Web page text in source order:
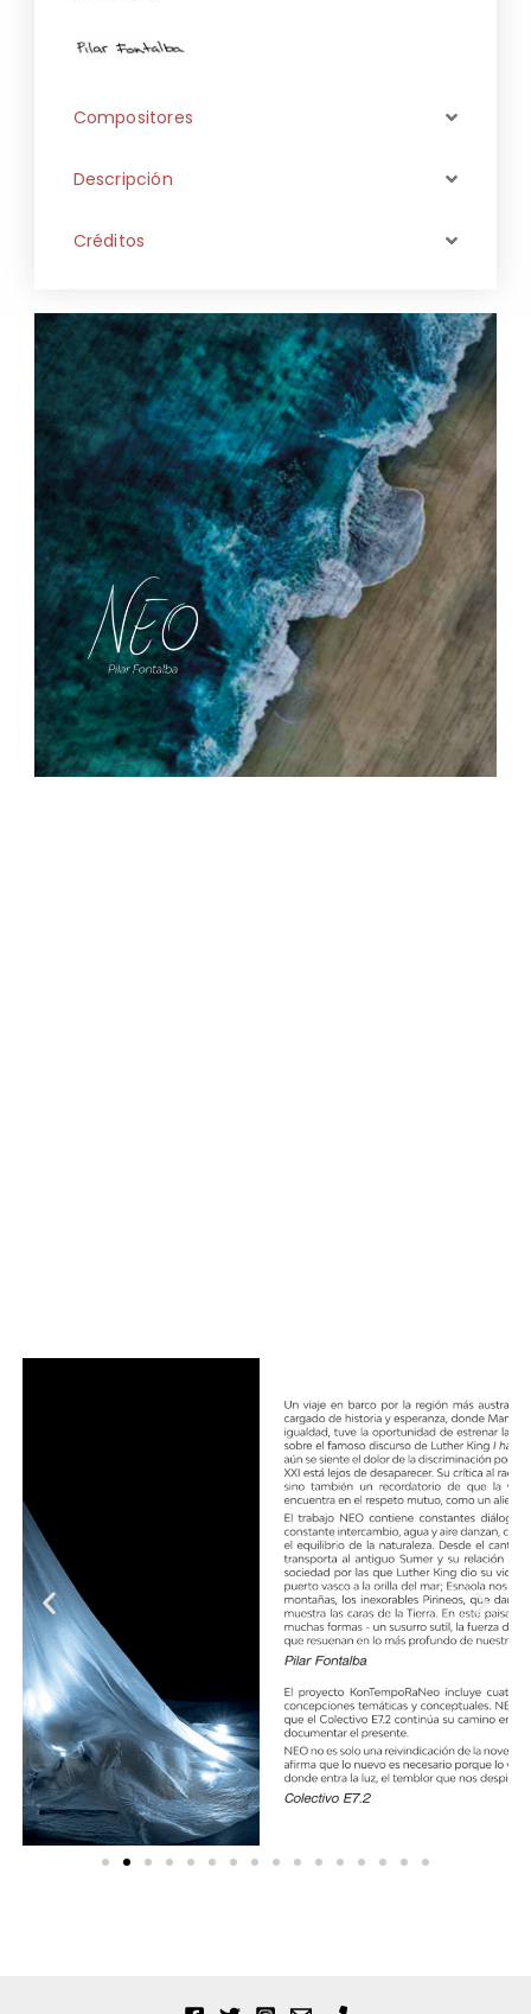
Compositores
Descripción
Créditos